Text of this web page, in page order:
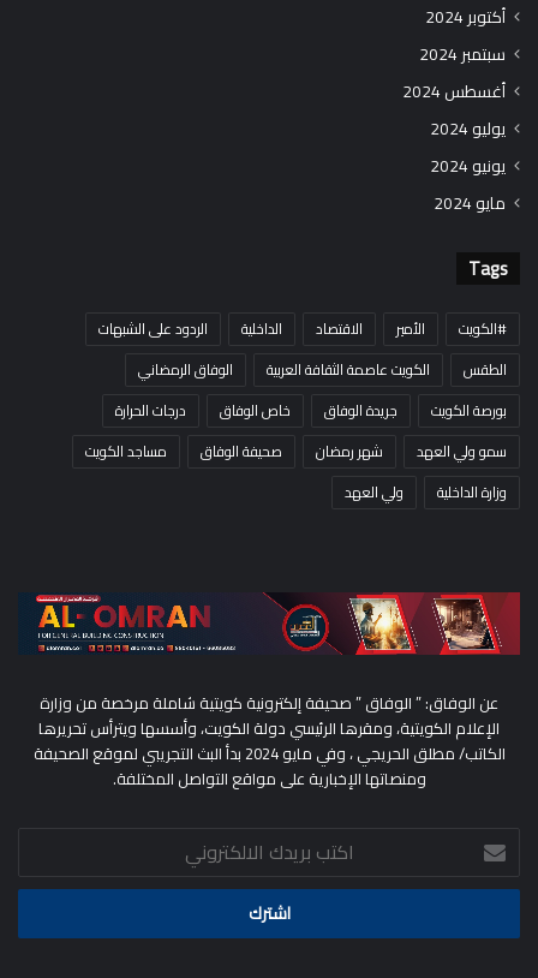
أكتوبر 2024
سبتمبر 2024
أغسطس 2024
يوليو 2024
يونيو 2024
مايو 2024
Tags
#الكويت الأمير الاقتصاد الداخلية
الردود على الشبهات
الطقس
الكويت عاصمة الثقافة العربية
الوفاق الرمضاني
بورصة الكويت
جريدة الوفاق خاص الوفاق
درجات الحرارة
سمو ولي العهد
شهر رمضان صحيفة الوفاق
مساجد الكويت
وزارة الداخلية
ولي العهد
عن الوفاق: ” الوفاق ” صحيفة إلكترونية كويتية شاملة مرخصة من وزارة
الإعلام الكويتية، ومقرها الرئيسي دولة الكويت، وأسسها ويترأس تحريرها
الكاتب/ مطلق الحريجي ، وفي مايو 2024 بدأ البث التجريبي لموقع الصحيفة
ومنصاتها الإخبارية على مواقع التواصل المختلفة.
اكتب
بريدك
الالكتروني